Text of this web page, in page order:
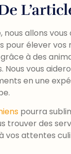
allons vous
pour élever vos
à des
Nous vous
en une
pourra
trouver des
vos attentes